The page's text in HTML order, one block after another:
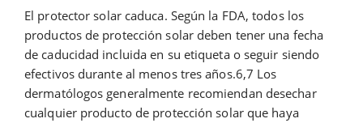
El protector solar caduca. Según la FDA, todos los
productos de protección solar deben tener una fecha
de caducidad incluida en su etiqueta o seguir siendo
efectivos durante al menos tres años.6,7 Los
dermatólogos generalmente recomiendan desechar
cualquier producto de protección solar que haya